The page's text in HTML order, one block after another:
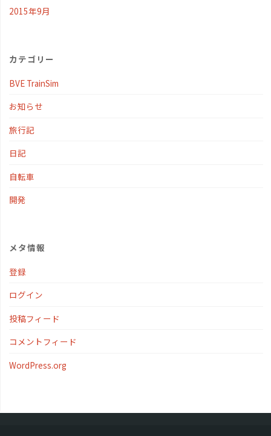
2015年9月
カテゴリー
BVE TrainSim
お知らせ
旅行記
日記
自転車
開発
メタ情報
登録
ログイン
投稿フィード
コメントフィード
WordPress.org